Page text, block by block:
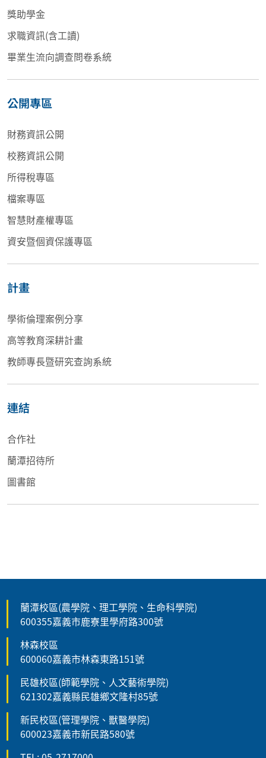
獎助學金
求職資訊(含工讀)
畢業生流向調查問卷系統
公開專區
財務資訊公開
校務資訊公開
所得稅專區
檔案專區
智慧財產權專區
資安暨個資保護專區
計畫
學術倫理案例分享
高等教育深耕計畫
教師專長暨研究查詢系統
連結
合作社
蘭潭招待所
圖書館
蘭潭校區(農學院、理工學院、生命科學院)
600355嘉義市鹿寮里學府路300號
林森校區
600060嘉義市林森東路151號
民雄校區(師範學院、人文藝術學院)
621302嘉義縣民雄鄉文隆村85號
新民校區(管理學院、獸醫學院)
600023嘉義市新民路580號